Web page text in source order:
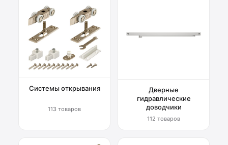
Системы открывания
113 товаров
Дверные
гидравлические
доводчики
112 товаров